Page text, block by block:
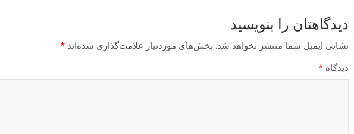
دیدگاهتان را بنویسید
نشانی ایمیل شما منتشر نخواهد شد. بخش‌های موردنیاز علامت‌گذاری شده‌اند *
دیدگاه *